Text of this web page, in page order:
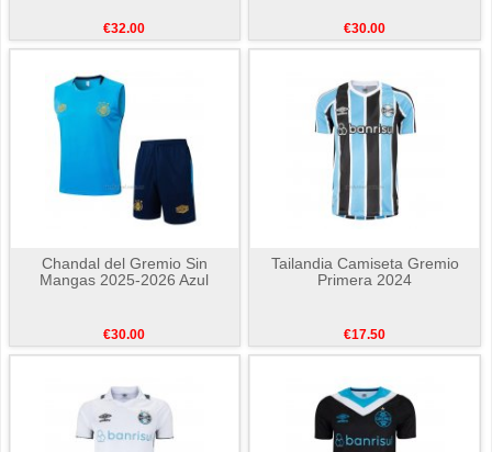
€32.00 €30.00
Chandal del Gremio Sin
Mangas 2025-2026 Azul
€30.00
Tailandia Camiseta Gremio
Primera 2024
€17.50